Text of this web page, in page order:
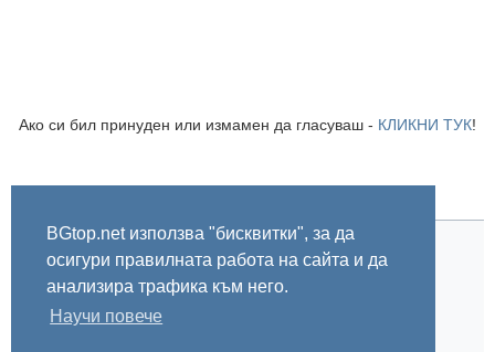
BGtop.net използва "бисквитки", за да
осигури правилната работа на сайта и да
анализира трафика към него.
Научи повече
Ако си бил принуден или измамен да гласуваш - КЛИКНИ ТУК!
Начало Правила За BGtop.net
Пишете ни
Линк за гласуване
Бисквитки Поверителност
© 2002-2026 BGtop.net